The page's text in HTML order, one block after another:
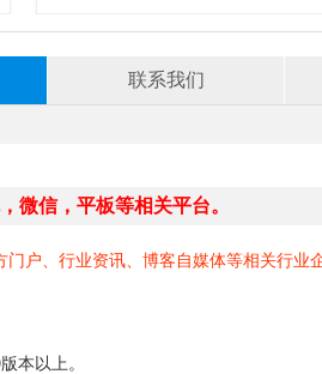
联系我们
微信，平板等相关平台。
户、行业资讯、博客自媒体等相关行业
本以上。